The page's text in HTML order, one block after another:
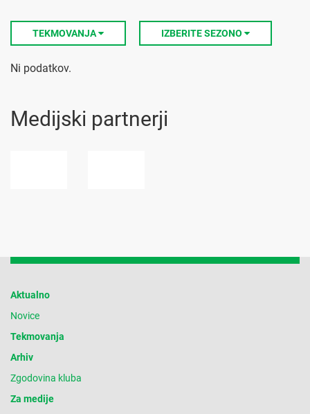
TEKMOVANJA IZBERITE SEZONO
Ni podatkov.
Medijski partnerji
Aktualno
Novice
Tekmovanja
Arhiv
Zgodovina kluba
Za medije